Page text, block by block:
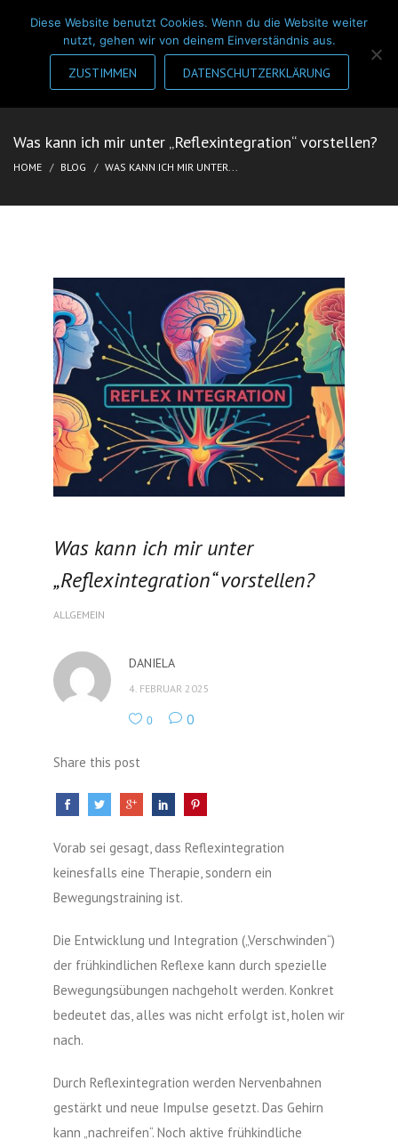
Was kann ich mir unter „Reflexintegration“ vorstellen?
HOME BLOG WAS KANN ICH MIR UNTER...
Was kann ich mir unter
„Reflexintegration“ vorstellen?
ALLGEMEIN
DANIELA
4. FEBRUAR 2025
0 0
Share this post
Vorab sei gesagt, dass Reflexintegration
keinesfalls eine Therapie, sondern ein
Bewegungstraining ist.
Die Entwicklung und Integration („Verschwinden“)
der frühkindlichen Reflexe kann durch spezielle
Bewegungsübungen nachgeholt werden. Konkret
bedeutet das, alles was nicht erfolgt ist, holen wir
nach.
Durch Reflexintegration werden Nervenbahnen
gestärkt und neue Impulse gesetzt. Das Gehirn
kann „nachreifen“. Noch aktive frühkindliche
Diese Website benutzt Cookies. Wenn du die Website weiter
nutzt, gehen wir von deinem Einverständnis aus.
ZUSTIMMEN DATENSCHUTZERKLÄRUNG